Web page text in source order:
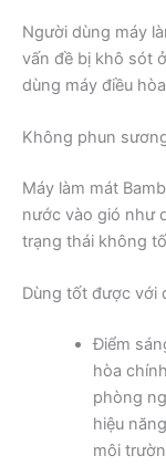
Người dùng máy
vấn đề bị khô sót
dùng máy điều
Không phun
Máy làm mát
nước vào gió như
trạng thái không
Dùng tốt được với
Điểm
hòa
phòng
hiệu
môi